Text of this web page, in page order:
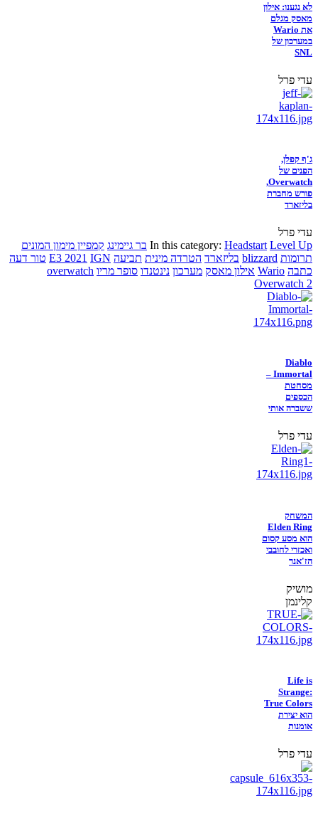
לא נגענו: אילון
מאסק מגלם
את Wario
במערכון של
SNL
עדי פרל
ג'ף קפלן,
הפנים של
Overwatch,
פורש מחברת
בליזארד
עדי פרל
In this category: Headstart Level Up בר גיימינג קמפיין מימון המונים
תרומות blizzard בליזארד הטרדה מינית תביעה E3 2021 IGN
טור דעה
כתבה Wario אילון מאסק מערכון נינטנדו סופר מריו overwatch
Overwatch 2
Diablo
Immortal –
מסחטת
הכספים
ששברה אותי
עדי פרל
המשחק
Elden Ring
הוא מסע קסום
ואכזרי לחובבי
הז'אנר
מושיק
קלינמן
Life is
Strange:
True Colors
הוא יצירת
אומנות
עדי פרל